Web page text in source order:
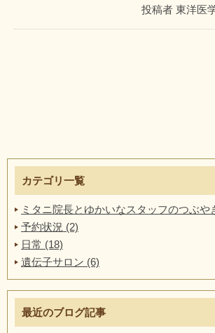
投稿者 東洋医
カテゴリ一覧
ミタニ院長とゆかいなスタッフのつぶや
予約状況 (2)
日常 (18)
遺伝子サロン (6)
最近のブログ記事